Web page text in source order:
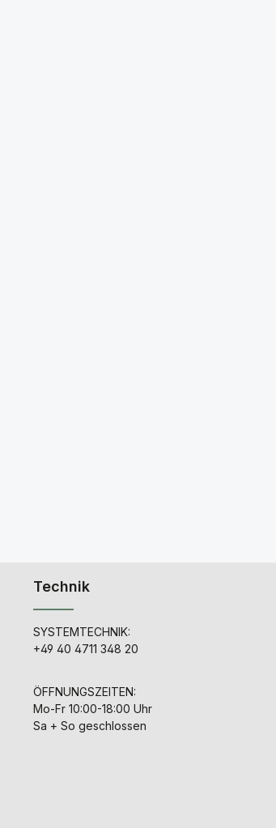
Technik
SYSTEMTECHNIK:
+49 40 4711 348 20
ÖFFNUNGSZEITEN:
Mo-Fr 10:00-18:00 Uhr
Sa + So geschlossen